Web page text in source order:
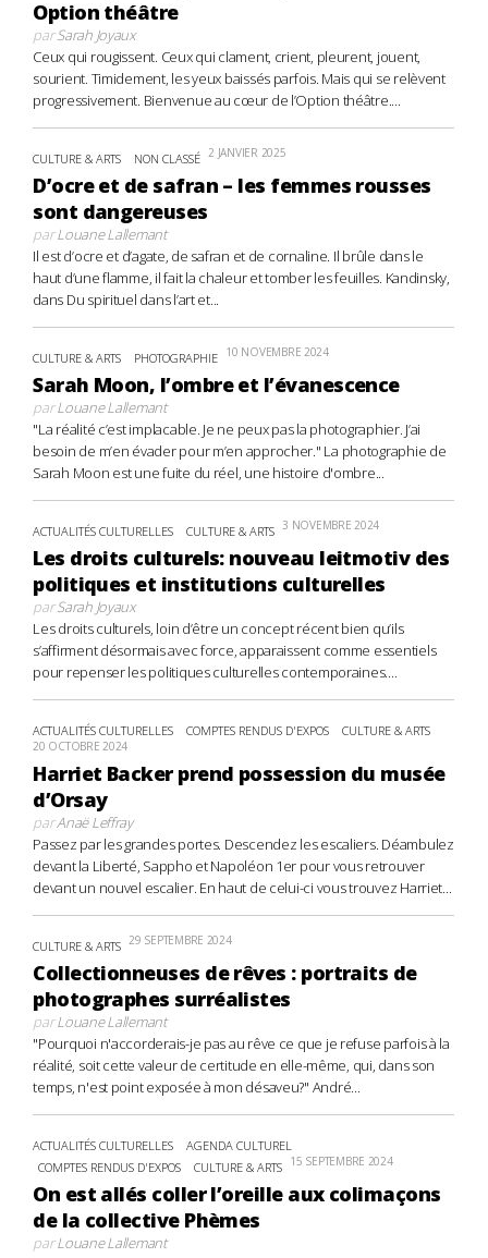
Option théâtre
parSarah Joyaux
Ceux qui rougissent. Ceux qui clament, crient, pleurent, jouent,
sourient. Timidement, les yeux baissés parfois. Mais qui se relèvent
progressivement. Bienvenue au cœur de l’Option théâtre....
CULTURE & ARTS NON CLASSÉ 2 JANVIER 2025
D’ocre et de safran – les femmes rousses
sont dangereuses
parLouane Lallemant
Il est d’ocre et d’agate, de safran et de cornaline. Il brûle dans le
haut d’une flamme, il fait la chaleur et tomber les feuilles. Kandinsky,
dans Du spirituel dans l’art et...
CULTURE & ARTS PHOTOGRAPHIE 10 NOVEMBRE 2024
Sarah Moon, l’ombre et l’évanescence
parLouane Lallemant
"La réalité c’est implacable. Je ne peux pas la photographier. J’ai
besoin de m’en évader pour m’en approcher." La photographie de
Sarah Moon est une fuite du réel, une histoire d'ombre...
ACTUALITÉS CULTURELLES CULTURE & ARTS 3 NOVEMBRE 2024
Les droits culturels: nouveau leitmotiv des
politiques et institutions culturelles
parSarah Joyaux
Les droits culturels, loin d’être un concept récent bien qu’ils
s’affirment désormais avec force, apparaissent comme essentiels
pour repenser les politiques culturelles contemporaines....
ACTUALITÉS CULTURELLES COMPTES RENDUS D'EXPOS CULTURE & ARTS
20 OCTOBRE 2024
Harriet Backer prend possession du musée
d’Orsay
parAnaë Leffray
Passez par les grandes portes. Descendez les escaliers. Déambulez
devant la Liberté, Sappho et Napoléon 1er pour vous retrouver
devant un nouvel escalier. En haut de celui-ci vous trouvez Harriet...
CULTURE & ARTS 29 SEPTEMBRE 2024
Collectionneuses de rêves : portraits de
photographes surréalistes
parLouane Lallemant
"Pourquoi n'accorderais-je pas au rêve ce que je refuse parfois à la
réalité, soit cette valeur de certitude en elle-même, qui, dans son
temps, n'est point exposée à mon désaveu?" André...
ACTUALITÉS CULTURELLES
AGENDA CULTUREL
COMPTES RENDUS D'EXPOS
CULTURE & ARTS 15 SEPTEMBRE 2024
On est allés coller l’oreille aux colimaçons
de la collective Phèmes
parLouane Lallemant